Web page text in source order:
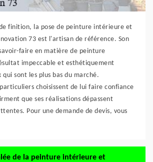
finition, la pose de peinture intérieure et
73 est l'artisan de référence. Son
faire en matière de peinture
impeccable et esthétiquement
qui sont les plus bas du marché.
choisissent de lui faire confiance
que ses réalisations dépassent
Pour une demande de devis, vous
de la peinture intérieure et